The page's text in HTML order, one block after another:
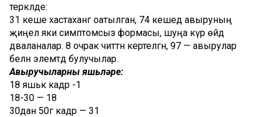
теркәлде:
31 кеше хастаханәгә оәатылган, 74 кешедә авыруның
җиңел яки симптомсыз формасы, шуңа күрә өйдә
дәваланалар. 8 очрак читтән кертелгән, 97 — авырулар
белән элемтәдә булучылар.
Авыручыларның яшьләре:
18 яшькә кадәр -1
18-30 — 18
30дан 50гә кадәр — 31